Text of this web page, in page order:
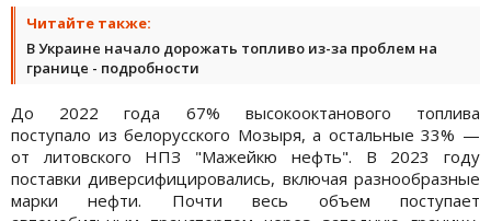
Читайте также:
В Украине начало дорожать топливо из-за проблем на
границе - подробности
До 2022 года 67% высокооктанового топлива
поступало из белорусского Мозыря, а остальные 33% —
от литовского НПЗ "Мажейкю нефть". В 2023 году
поставки диверсифицировались, включая разнообразные
марки нефти. Почти весь объем поступает